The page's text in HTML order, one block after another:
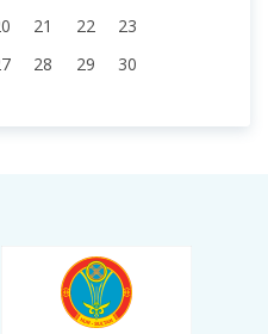
21 22
23
28 29
30